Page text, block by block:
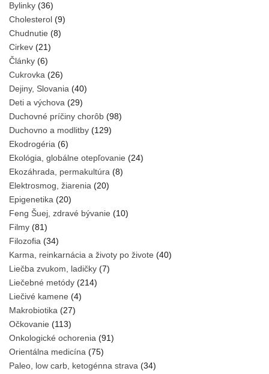
Bylinky (36)
Cholesterol (9)
Chudnutie (8)
Cirkev (21)
Články (6)
Cukrovka (26)
Dejiny, Slovania (40)
Deti a výchova (29)
Duchovné príčiny chorôb (98)
Duchovno a modlitby (129)
Ekodrogéria (6)
Ekológia, globálne otepľovanie (24)
Ekozáhrada, permakultúra (8)
Elektrosmog, žiarenia (20)
Epigenetika (20)
Feng Šuej, zdravé bývanie (10)
Filmy (81)
Filozofia (34)
Karma, reinkarnácia a životy po živote (40)
Liečba zvukom, ladičky (7)
Liečebné metódy (214)
Liečivé kamene (4)
Makrobiotika (27)
Očkovanie (113)
Onkologické ochorenia (91)
Orientálna medicína (75)
Paleo, low carb, ketogénna strava (34)